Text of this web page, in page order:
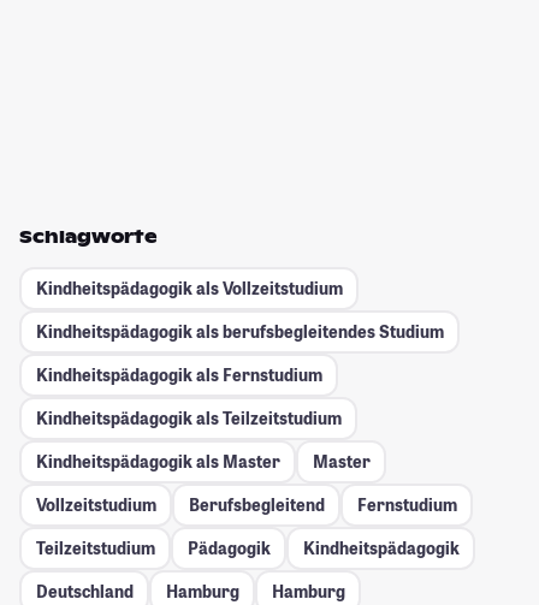
Schlagworte
Kindheitspädagogik als Vollzeitstudium
Kindheitspädagogik als berufsbegleitendes Studium
Kindheitspädagogik als Fernstudium
Kindheitspädagogik als Teilzeitstudium
Kindheitspädagogik als Master
Master
Vollzeitstudium
Berufsbegleitend
Fernstudium
Teilzeitstudium
Pädagogik
Kindheitspädagogik
Deutschland
Hamburg Hamburg